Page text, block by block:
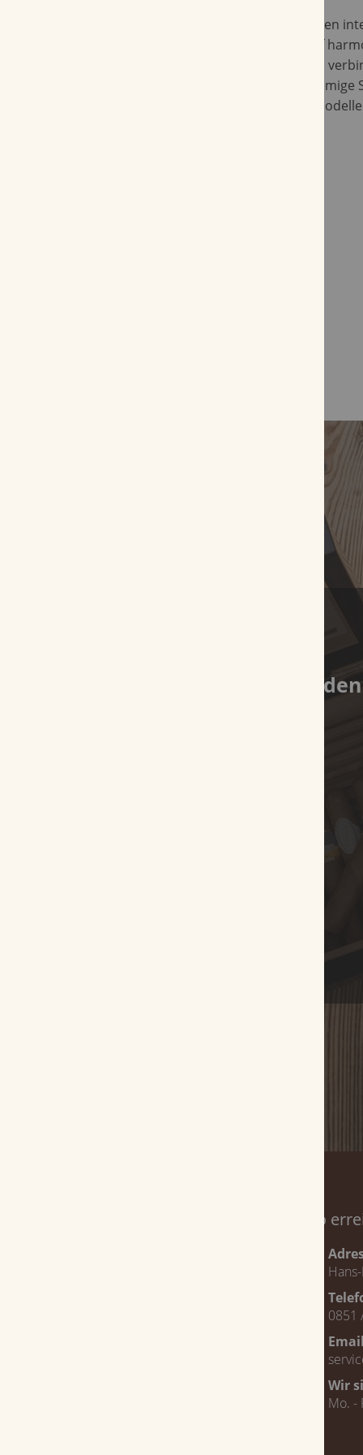
Eine spezielle Veredlungstechnik schafft einen
wunderbar mit dem markanten Farbverlauf
Kombination mit traditionellen Kopfformen
Serie von VAUEN Neues mit Altem. Der
glatten, als auch bei den sandgestrahlten
Es
So
0851
Email
Wir
Mo. -